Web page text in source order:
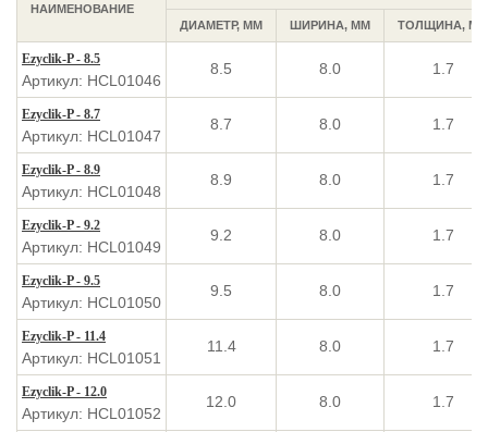
НАИМЕНОВАНИЕ
ДИАМЕТР, ММ ШИРИНА, ММ ТОЛЩИНА, ММ
Ezyclik-P - 8.5
Артикул: HCL01046
8.5 8.0 1.7
Ezyclik-P - 8.7
Артикул: HCL01047
8.7 8.0 1.7
Ezyclik-P - 8.9
Артикул: HCL01048
8.9 8.0 1.7
Ezyclik-P - 9.2
Артикул: HCL01049
9.2 8.0 1.7
Ezyclik-P - 9.5
Артикул: HCL01050
9.5 8.0 1.7
Ezyclik-P - 11.4
Артикул: HCL01051
11.4 8.0 1.7
Ezyclik-P - 12.0
Артикул: HCL01052
12.0 8.0 1.7